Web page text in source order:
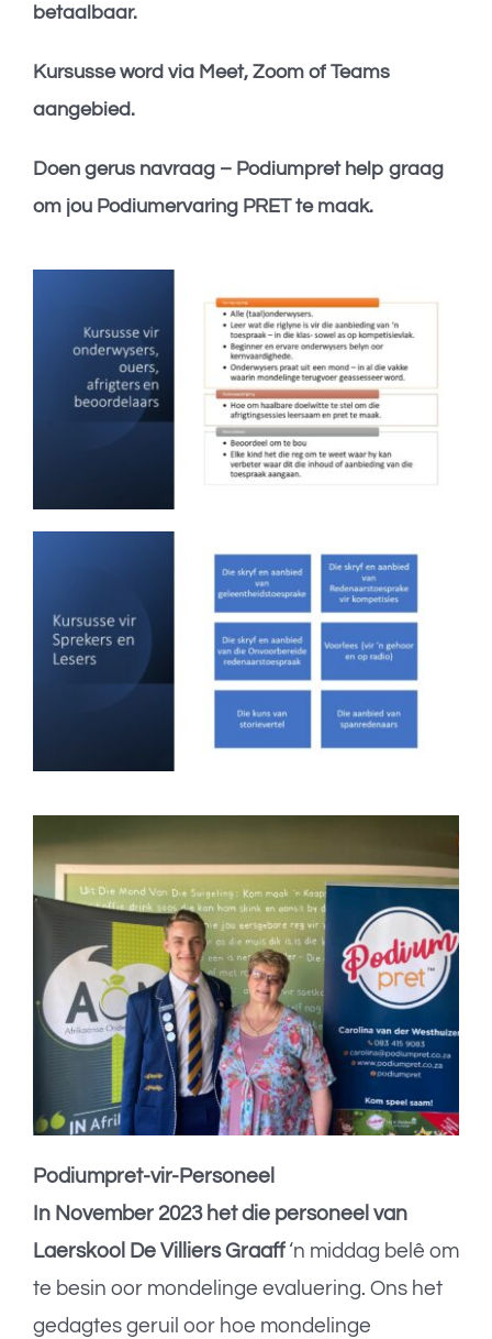
betaalbaar.
Kursusse word via Meet, Zoom of Teams
aangebied.
Doen gerus navraag – Podiumpret help graag
om jou Podiumervaring PRET te maak.
Podiumpret-vir-Personeel
In November 2023 het die personeel van
Laerskool De Villiers Graaff‘n middag belê om
te besin oor mondelinge evaluering. Ons het
gedagtes geruil oor hoe mondelinge